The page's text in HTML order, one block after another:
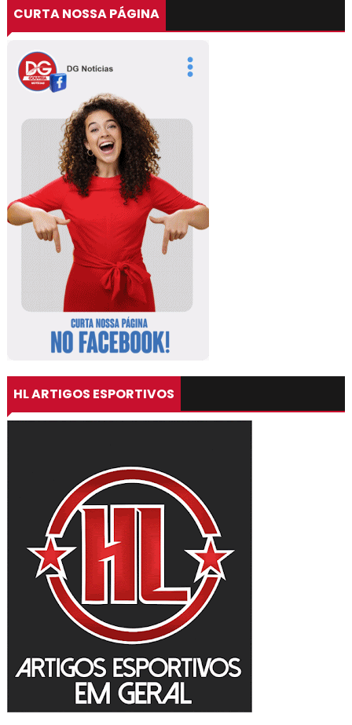
CURTA NOSSA PÁGINA
HL ARTIGOS ESPORTIVOS